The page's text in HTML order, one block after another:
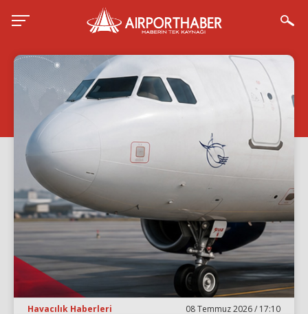
Havacılık Haberleri 08 Temmuz 2026 / 17:10